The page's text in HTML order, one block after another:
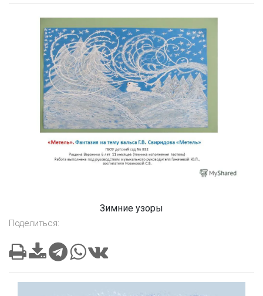
Зимние узоры
Поделиться: